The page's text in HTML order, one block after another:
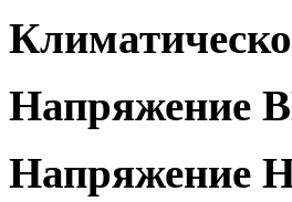
Напряжение
Напряжение